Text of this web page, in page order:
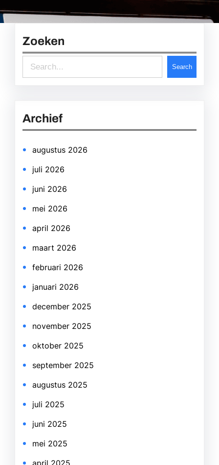
Zoeken
e
c
Search
Archief
augustus 2026
juli 2026
juni 2026
mei 2026
april 2026
maart 2026
februari 2026
januari 2026
december 2025
november 2025
oktober 2025
september 2025
augustus 2025
juli 2025
juni 2025
mei 2025
april 2025